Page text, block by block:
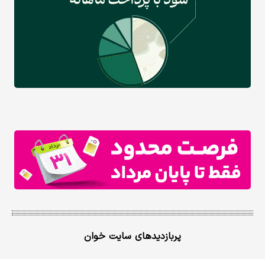
پربازدیدهای سایت خوان